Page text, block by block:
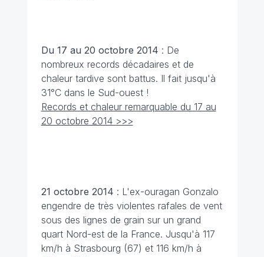
Du 17 au 20 octobre 2014 : De
nombreux records décadaires et de
chaleur tardive sont battus. Il fait jusqu'à
31°C dans le Sud-ouest !
Records et chaleur remarquable du 17 au
20 octobre 2014 >>>
21 octobre 2014 : L'ex-ouragan Gonzalo
engendre de très violentes rafales de vent
sous des lignes de grain sur un grand
quart Nord-est de la France. Jusqu'à 117
km/h à Strasbourg (67) et 116 km/h à